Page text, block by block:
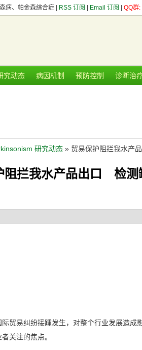
病、帕金森综合症 | RSS 订阅 Email 订阅 QQ群
究动态 病因机制 预防控制 诊断治
研究动态 » 贸易保护阻拦我水产
阻拦我水产品出口 检测
贸易纠纷接踵发生，对整个行业发展造
关注的焦点。